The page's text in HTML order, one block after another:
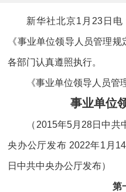
新华社北京1月23日
《事业单位领导人员管理
各部门认真遵照执行。
《事业单位领导人员管
事业单位
（2015年5月28日中
央办公厅发布 2022年1月
日中共中央办公厅发布）
第